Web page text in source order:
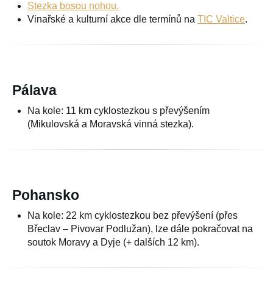
Stezka bosou nohou.
Vinařské a kulturní akce dle termínů na TIC Valtice.
Pálava
Na kole: 11 km cyklostezkou s převýšením
(Mikulovská a Moravská vinná stezka).
Pohansko
Na kole: 22 km cyklostezkou bez převýšení (přes
Břeclav – Pivovar Podlužan), lze dále pokračovat na
soutok Moravy a Dyje (+ dalších 12 km).